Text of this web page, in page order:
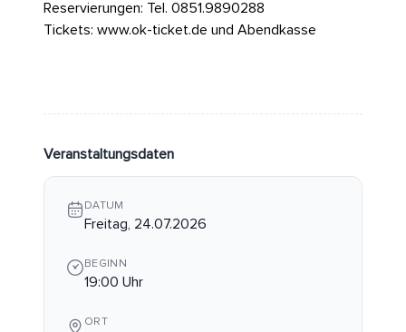
Reservierungen: Tel. 0851.9890288
Tickets: www.ok-ticket.de und Abendkasse
Veranstaltungsdaten
DATUM
Freitag, 24.07.2026
BEGINN
19:00 Uhr
ORT